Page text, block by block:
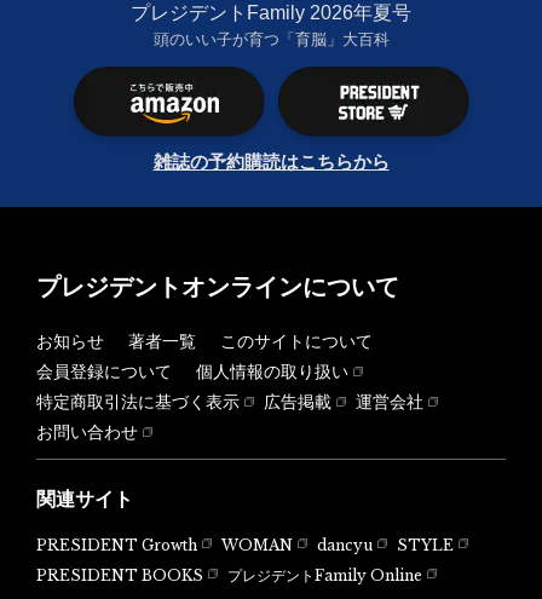
プレジデントFamily 2026年夏号
頭のいい子が育つ「育脳」大百科
雑誌の予約購読はこちらから
プレジデントオンラインについて
お知らせ 著者一覧
このサイトについて
会員登録について
個人情報の取り扱い
特定商取引法に基づく表示
広告掲載
運営会社
お問い合わせ
関連サイト
PRESIDENT Growth WOMAN dancyu
STYLE
PRESIDENT BOOKS
プレジデントFamily Online